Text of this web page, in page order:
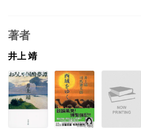
著者
井上 靖